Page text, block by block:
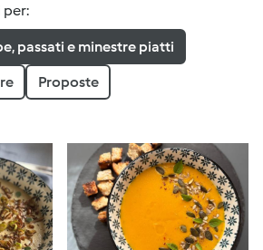
per:
passati e minestre piatti
Proposte